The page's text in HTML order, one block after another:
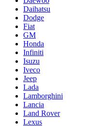
Daihatsu
Dodge
Fiat
GM
Honda
Infiniti
Isuzu
Iveco
Jeep
Lada
Lamborghini
Lancia
Land Rover
Lexus